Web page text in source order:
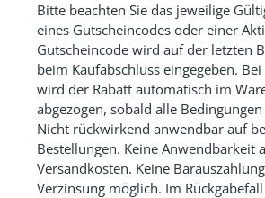
Bitte beachten Sie das jeweilige
eines Gutscheincodes oder einer
Gutscheincode wird auf der letzten
beim Kaufabschluss eingegeben.
wird der Rabatt automatisch im
abgezogen, sobald alle
Nicht rückwirkend anwendbar auf
Bestellungen. Keine Anwendbarkeit
Versandkosten. Keine
Verzinsung möglich. Im